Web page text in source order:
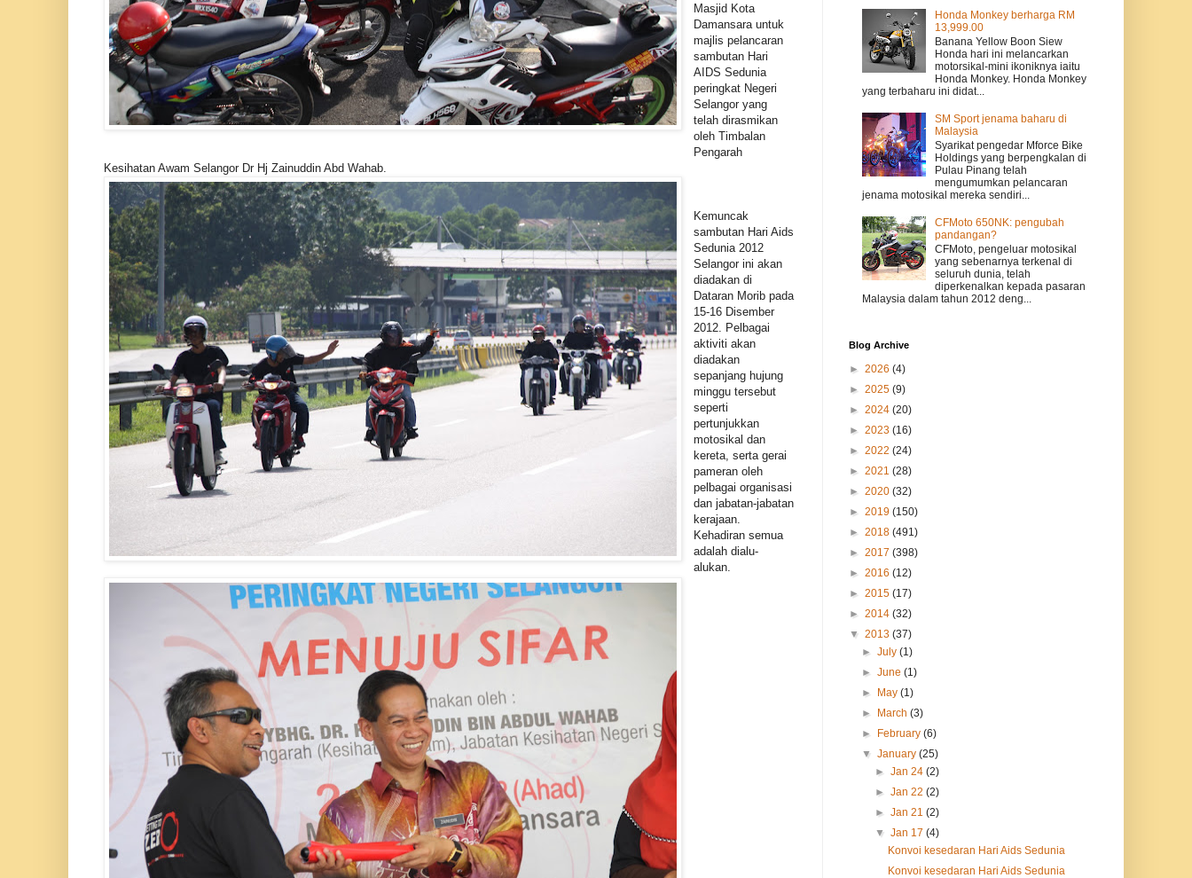
Masjid Kota
Damansara untuk
majlis pelancaran
sambutan Hari
AIDS Sedunia
peringkat Negeri
Selangor yang
telah dirasmikan
oleh Timbalan
Pengarah
Kesihatan Awam Selangor Dr Hj Zainuddin Abd Wahab.
Kemuncak
sambutan Hari Aids
Sedunia 2012
Selangor ini akan
diadakan di
Dataran Morib pada
15-16 Disember
2012. Pelbagai
aktiviti akan
diadakan
sepanjang hujung
minggu tersebut
seperti
pertunjukkan
motosikal dan
kereta, serta gerai
pameran oleh
pelbagai organisasi
dan jabatan-jabatan
kerajaan.
Kehadiran semua
adalah dialu-
alukan.
Honda Monkey berharga RM
13,999.00
Banana Yellow Boon Siew
Honda hari ini melancarkan
motorsikal-mini ikoniknya iaitu
Honda Monkey. Honda Monkey
yang terbaharu ini didat...
SM Sport jenama baharu di
Malaysia
Syarikat pengedar Mforce Bike
Holdings yang berpengkalan di
Pulau Pinang telah
mengumumkan pelancaran
jenama motosikal mereka sendiri...
CFMoto 650NK: pengubah
pandangan?
CFMoto, pengeluar motosikal
yang sebenarnya terkenal di
seluruh dunia, telah
diperkenalkan kepada pasaran
Malaysia dalam tahun 2012 deng...
Blog Archive
► 2026 (4)
► 2025 (9)
► 2024 (20)
► 2023 (16)
► 2022 (24)
► 2021 (28)
► 2020 (32)
► 2019 (150)
► 2018 (491)
► 2017 (398)
► 2016 (12)
► 2015 (17)
► 2014 (32)
▼ 2013 (37)
►July(1)
►June(1)
► May(1)
► March(3)
► February(6)
▼January(25)
► Jan 24 (2)
► Jan 22 (2)
► Jan 21 (2)
▼ Jan 17 (4)
Konvoi kesedaran Hari Aids Sedunia
Konvoi kesedaran Hari Aids Sedunia